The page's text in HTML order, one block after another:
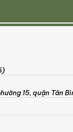
15, quận Tân